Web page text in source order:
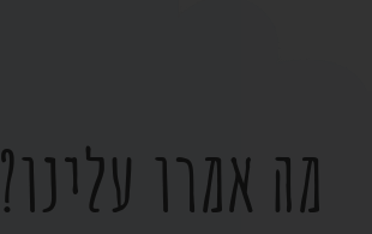
מה אמרו עלינו?